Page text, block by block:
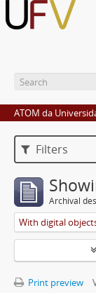
ATOM da
Filters
Archival
With digital
Print preview